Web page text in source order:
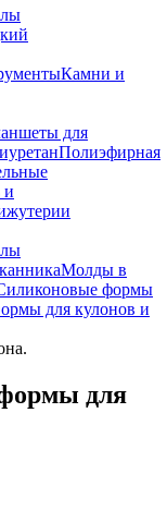
Камни и
для
Полиэфирная
и
Молды в
формы
для кулонов и
для